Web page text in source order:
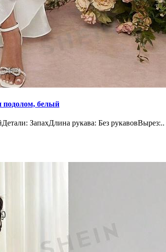
подолом, белый
ЗапахДлина рукава: Без рукавовВырез:..